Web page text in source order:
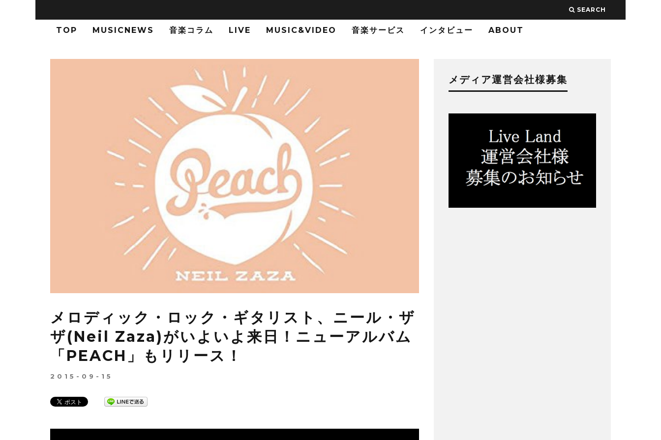
SEARCH
TOP MUSICNEWS 音楽コラム LIVE MUSIC&VIDEO 音楽サービス インタビュー ABOUT
メロディック・ロック・ギタリスト、ニール・ザ
ザ(Neil Zaza)がいよいよ来日！ニューアルバム
「PEACH」もリリース！
2015-09-15
メディア運営会社様募集